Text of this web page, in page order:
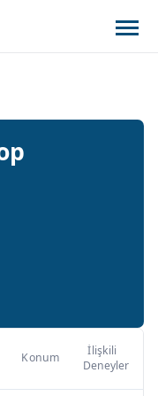
Konum
İlişkili
Deneyler